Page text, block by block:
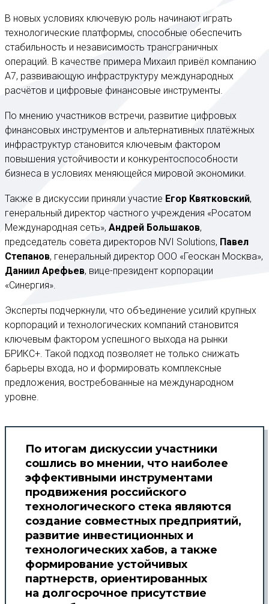
В новых условиях ключевую роль начинают играть
технологические платформы, способные обеспечить
стабильность и независимость трансграничных
операций. В качестве примера Михаил привёл компанию
А7, развивающую инфраструктуру международных
расчётов и цифровые финансовые инструменты.
По мнению участников встречи, развитие цифровых
финансовых инструментов и альтернативных платёжных
инфраструктур становится ключевым фактором
повышения устойчивости и конкурентоспособности
бизнеса в условиях меняющейся мировой экономики.
Также в дискуссии приняли участие Егор Квятковский,
генеральный директор частного учреждения «Росатом
Международная сеть», Андрей Большаков,
председатель совета директоров NVI Solutions, Павел
Степанов, генеральный директор ООО «Геоскан Москва»,
Даниил Арефьев, вице-президент корпорации
«Синергия».
Эксперты подчеркнули, что объединение усилий крупных
корпораций и технологических компаний становится
ключевым фактором успешного выхода на рынки
БРИКС+. Такой подход позволяет не только снижать
барьеры входа, но и формировать комплексные
предложения, востребованные на международном
уровне.
По итогам дискуссии участники
сошлись во мнении, что наиболее
эффективными инструментами
продвижения российского
технологического стека являются
создание совместных предприятий,
развитие инвестиционных и
технологических хабов, а также
формирование устойчивых
партнерств, ориентированных
на долгосрочное присутствие